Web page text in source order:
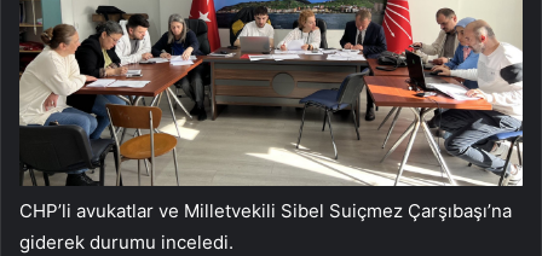
CHP’li avukatlar ve Milletvekili Sibel Suiçmez Çarşıbaşı’na
giderek durumu inceledi.